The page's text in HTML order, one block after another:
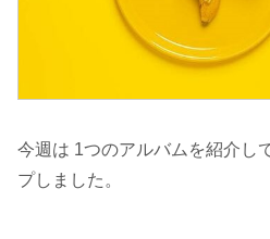
今週は 1つのアルバムを紹介し
プしました。